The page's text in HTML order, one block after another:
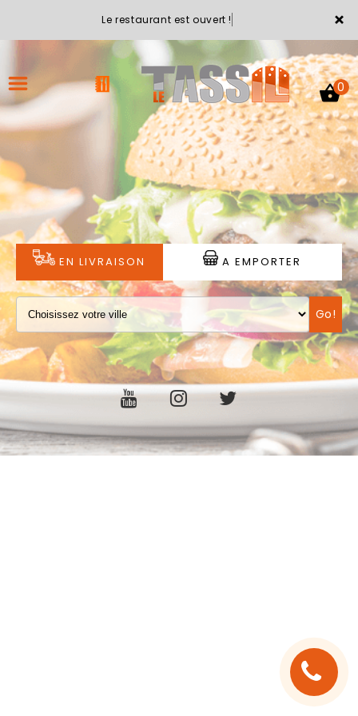
×
Le restaurant est ouvert !
ACCUEIL
LA CARTE
VOTRE COMPTE
NOTRE RESTAURANT
VOS AVIS
MENTIONS LÉGALES
C.G.V
0
EN LIVRAISON A EMPORTER
Go!